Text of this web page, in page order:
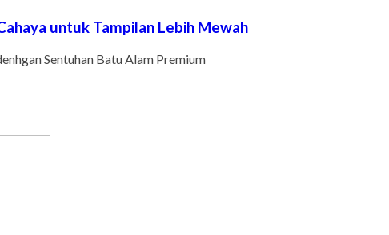
untuk Tampilan Lebih Mewah
Sentuhan Batu Alam Premium